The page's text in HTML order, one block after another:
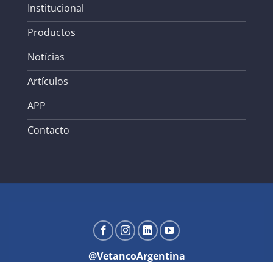
Institucional
Productos
Notícias
Artículos
APP
Contacto
@VetancoArgentina